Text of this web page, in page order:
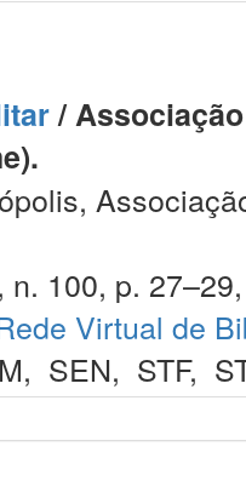
/
100, p.
Virtual de
, SEN, STF,